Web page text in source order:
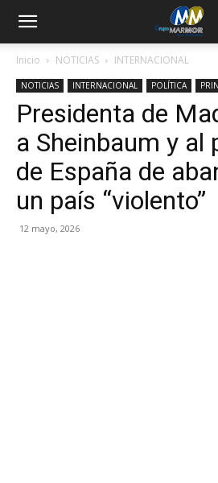
Inicio NOTICIAS INTERNACIONAL
NOTICIAS INTERNACIONAL POLÍTICA
Presidenta de
a Sheinbaum y al
de España de
un país “violento”
12 mayo, 2026